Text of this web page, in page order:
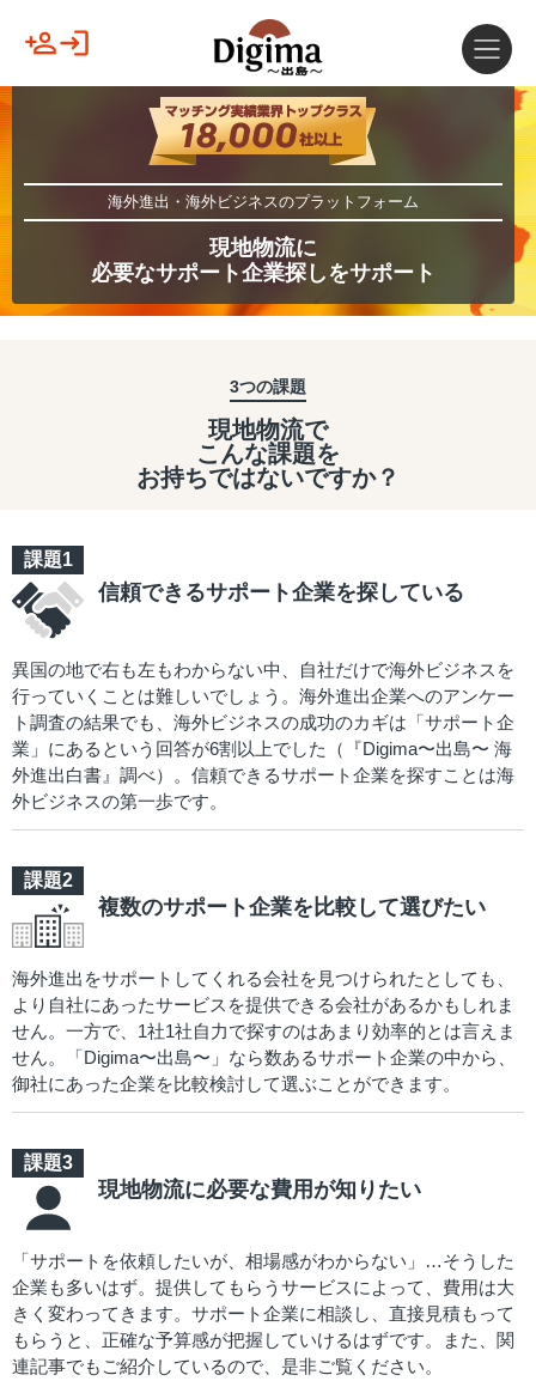
海外進出・海外ビジネスのプラットフォーム
現地物流に
必要なサポート企業探しをサポート
3つの課題
現地物流で
こんな課題を
お持ちではないですか？
信頼できるサポート企業を探している
異国の地で右も左もわからない中、自社だけで海外ビジネスを
行っていくことは難しいでしょう。海外進出企業へのアンケー
ト調査の結果でも、海外ビジネスの成功のカギは「サポート企
業」にあるという回答が6割以上でした（『Digima〜出島〜 海
外進出白書』調べ）。信頼できるサポート企業を探すことは海
外ビジネスの第一歩です。
複数のサポート企業を比較して選びたい
海外進出をサポートしてくれる会社を見つけられたとしても、
より自社にあったサービスを提供できる会社があるかもしれま
せん。一方で、1社1社自力で探すのはあまり効率的とは言えま
せん。「Digima〜出島〜」なら数あるサポート企業の中から、
御社にあった企業を比較検討して選ぶことができます。
現地物流に必要な費用が知りたい
「サポートを依頼したいが、相場感がわからない」…そうした
企業も多いはず。提供してもらうサービスによって、費用は大
きく変わってきます。サポート企業に相談し、直接見積もって
もらうと、正確な予算感が把握していけるはずです。また、関
連記事でもご紹介しているので、是非ご覧ください。